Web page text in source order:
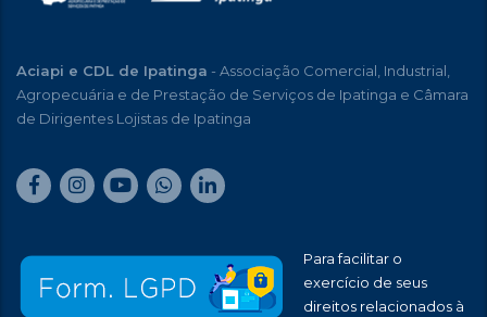
Aciapi e CDL de Ipatinga - Associação Comercial, Industrial,
Agropecuária e de Prestação de Serviços de Ipatinga e Câmara
de Dirigentes Lojistas de Ipatinga
Para facilitar o
exercício de seus
direitos relacionados à